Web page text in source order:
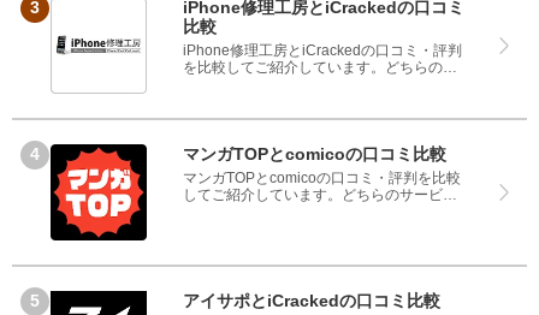
iPhone修理工房とiCrackedの口コミ
比較
iPhone修理工房とiCrackedの口コミ・評判
を比較してご紹介しています。どちらのサ
て、iPhone修理工房とiCrackedのどちらを
マンガTOPとcomicoの口コミ比較
マンガTOPとcomicoの口コミ・評判を比較
してご紹介しています。どちらのサービス
てください。
アイサポとiCrackedの口コミ比較